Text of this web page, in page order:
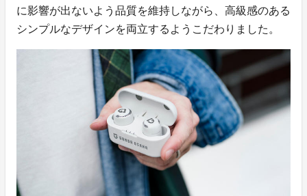
に影響が出ないよう品質を維持しながら、高級感のある
シンプルなデザインを両立するようこだわりました。